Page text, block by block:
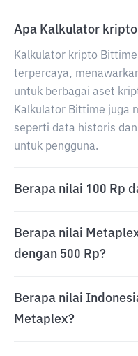
Apa Kalkulator
Kalkulator kripto
terpercaya,
untuk berbagai aset
Kalkulator Bittime juga
seperti data historis
untuk pengguna.
Berapa nilai 100 Rp
Berapa nilai
dengan 500 Rp?
Berapa nilai
Metaplex?